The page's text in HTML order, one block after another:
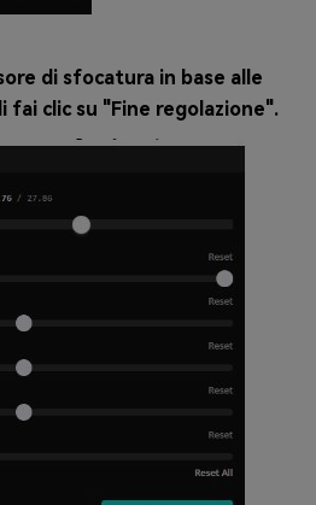
di sfocatura in base alle
clic su "Fine regolazione".